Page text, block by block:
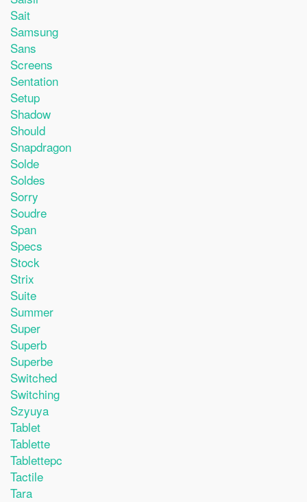
Sait
Samsung
Sans
Screens
Sentation
Setup
Shadow
Should
Snapdragon
Solde
Soldes
Sorry
Soudre
Span
Specs
Stock
Strix
Suite
Summer
Super
Superb
Superbe
Switched
Switching
Szyuya
Tablet
Tablette
Tablettepc
Tactile
Tara